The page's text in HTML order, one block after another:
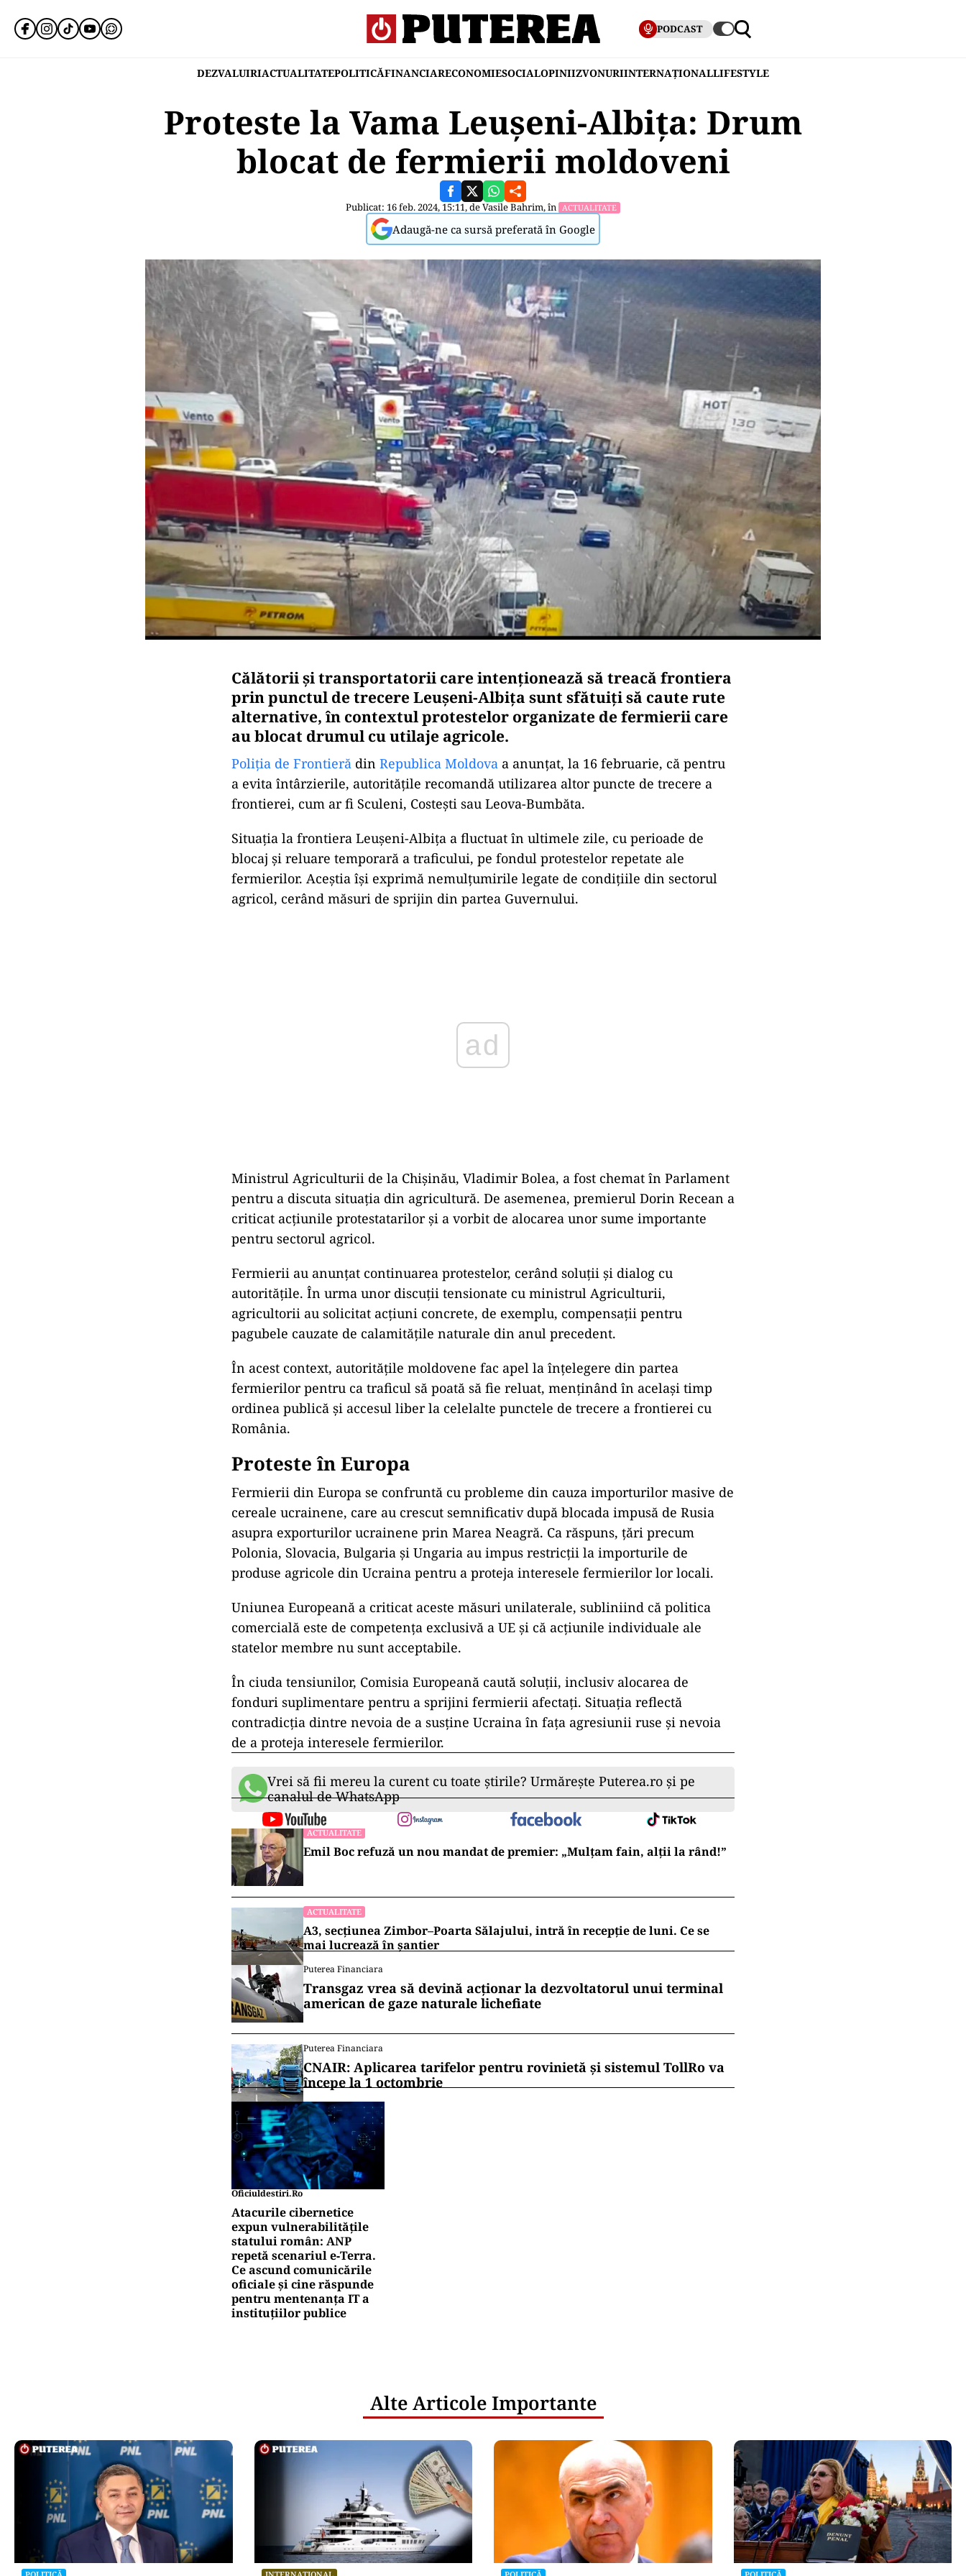
PODCAST
DEZVALUIRIACTUALITATEPOLITICĂFINANCIARECONOMIESOCIALOPINIIZVONURIINTERNAȚIONALLIFESTYLE
Proteste la Vama Leuşeni-Albiţa: Drum
blocat de fermierii moldoveni
Publicat: 16 feb. 2024, 15:11, deVasile Bahrim, în ACTUALITATE
Adaugă-ne ca sursă preferată în Google
Călătorii și transportatorii care intenționează să treacă frontiera
prin punctul de trecere Leușeni-Albița sunt sfătuiți să caute rute
alternative, în contextul protestelor organizate de fermierii care
au blocat drumul cu utilaje agricole.
Poliţia de Frontieră din Republica Moldova a anunţat, la 16 februarie, că pentru
a evita întârzierile, autoritățile recomandă utilizarea altor puncte de trecere a
frontierei, cum ar fi Sculeni, Costești sau Leova-Bumbăta.
Situația la frontiera Leușeni-Albița a fluctuat în ultimele zile, cu perioade de
blocaj și reluare temporară a traficului, pe fondul protestelor repetate ale
fermierilor. Aceștia își exprimă nemulțumirile legate de condițiile din sectorul
agricol, cerând măsuri de sprijin din partea Guvernului.
Ministrul Agriculturii de la Chişinău, Vladimir Bolea, a fost chemat în Parlament
pentru a discuta situația din agricultură. De asemenea, premierul Dorin Recean a
criticat acțiunile protestatarilor și a vorbit de alocarea unor sume importante
pentru sectorul agricol.
Fermierii au anunțat continuarea protestelor, cerând soluții și dialog cu
autoritățile. În urma unor discuții tensionate cu ministrul Agriculturii,
agricultorii au solicitat acțiuni concrete, de exemplu, compensații pentru
pagubele cauzate de calamitățile naturale din anul precedent.
În acest context, autoritățile moldovene fac apel la înțelegere din partea
fermierilor pentru ca traficul să poată să fie reluat, menținând în același timp
ordinea publică și accesul liber la celelalte punctele de trecere a frontierei cu
România.
Proteste în Europa
Fermierii din Europa se confruntă cu probleme din cauza importurilor masive de
cereale ucrainene, care au crescut semnificativ după blocada impusă de Rusia
asupra exporturilor ucrainene prin Marea Neagră. Ca răspuns, țări precum
Polonia, Slovacia, Bulgaria și Ungaria au impus restricții la importurile de
produse agricole din Ucraina pentru a proteja interesele fermierilor lor locali​​​​.
Uniunea Europeană a criticat aceste măsuri unilaterale, subliniind că politica
comercială este de competența exclusivă a UE și că acțiunile individuale ale
statelor membre nu sunt acceptabile​​​​.
În ciuda tensiunilor, Comisia Europeană caută soluții, inclusiv alocarea de
fonduri suplimentare pentru a sprijini fermierii afectați​​​​. Situația reflectă
contradicția dintre nevoia de a susține Ucraina în fața agresiunii ruse și nevoia
de a proteja interesele fermierilor.
Vrei să fii mereu la curent cu toate știrile? Urmărește Puterea.ro și pe
canalul de WhatsApp
ACTUALITATE
Emil Boc refuză un nou mandat de premier: „Mulțam fain, alții la rând!”
ACTUALITATE
A3, secțiunea Zimbor–Poarta Sălajului, intră în recepție de luni. Ce se
mai lucrează în șantier
Puterea Financiara
Transgaz vrea să devină acționar la dezvoltatorul unui terminal
american de gaze naturale lichefiate
Puterea Financiara
CNAIR: Aplicarea tarifelor pentru rovinietă și sistemul TollRo va
începe la 1 octombrie
Oficiuldestiri.ro
Atacurile cibernetice
expun vulnerabilitățile
statului român: ANP
repetă scenariul e‑Terra.
Ce ascund comunicările
oficiale și cine răspunde
pentru mentenanța IT a
instituțiilor publice
Alte Articole Importante